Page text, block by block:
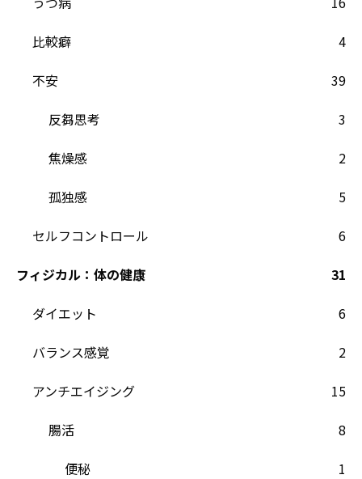
比較癖
4
不安
39
反芻思考
3
焦燥感
2
孤独感
5
セルフコントロール
6
フィジカル：体の健康
31
ダイエット
6
バランス感覚
2
アンチエイジング
15
腸活
8
便秘
1